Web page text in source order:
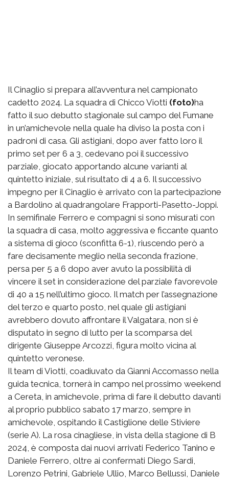
Il Cinaglio si prepara all’avventura nel campionato
cadetto 2024. La squadra di Chicco Viotti (foto)ha
fatto il suo debutto stagionale sul campo del Fumane
in un’amichevole nella quale ha diviso la posta con i
padroni di casa. Gli astigiani, dopo aver fatto loro il
primo set per 6 a 3, cedevano poi il successivo
parziale, giocato apportando alcune varianti al
quintetto iniziale, sul risultato di 4 a 6. Il successivo
impegno per il Cinaglio è arrivato con la partecipazione
a Bardolino al quadrangolare Frapporti-Pasetto-Joppi.
In semifinale Ferrero e compagni si sono misurati con
la squadra di casa, molto aggressiva e ficcante quanto
a sistema di gioco (sconfitta 6-1), riuscendo però a
fare decisamente meglio nella seconda frazione,
persa per 5 a 6 dopo aver avuto la possibilità di
vincere il set in considerazione del parziale favorevole
di 40 a 15 nell’ultimo gioco. Il match per l’assegnazione
del terzo e quarto posto, nel quale gli astigiani
avrebbero dovuto affrontare il Valgatara, non si è
disputato in segno di lutto per la scomparsa del
dirigente Giuseppe Arcozzi, figura molto vicina al
quintetto veronese.
Il team di Viotti, coadiuvato da Gianni Accomasso nella
guida tecnica, tornerà in campo nel prossimo weekend
a Cereta, in amichevole, prima di fare il debutto davanti
al proprio pubblico sabato 17 marzo, sempre in
amichevole, ospitando il Castiglione delle Stiviere
(serie A). La rosa cinagliese, in vista della stagione di B
2024, è composta dai nuovi arrivati Federico Tanino e
Daniele Ferrero, oltre ai confermati Diego Sardi,
Lorenzo Petrini, Gabriele Ullio, Marco Bellussi, Daniele